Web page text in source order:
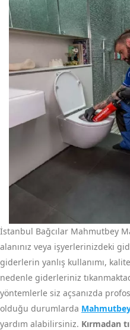
İstanbul Bağcılar Mahmutbey
alanınız veya işyerlerinizdeki
giderlerin yanlış kullanımı,
nedenle giderleriniz
yöntemlerle siz açsanızda
olduğu durumlarda
yardım alabilirsiniz. Kırmadan